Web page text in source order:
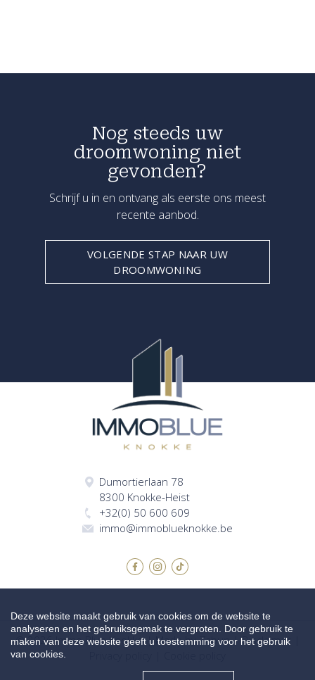
Nog steeds uw
droomwoning niet
gevonden?
Schrijf u in en ontvang als eerste ons meest
recente aanbod.
VOLGENDE STAP NAAR UW
DROOMWONING
Dumortierlaan 78
8300 Knokke-Heist
+32(0) 50 600 609
immo@immoblueknokke.be
© 2026 Immo Blue Knokke | Made by Zabun|Disclaimer
Deze website maakt gebruik van cookies om de website te
analyseren en het gebruiksgemak te vergroten. Door gebruik te
maken van deze website geeft u toestemming voor het gebruik
van cookies.